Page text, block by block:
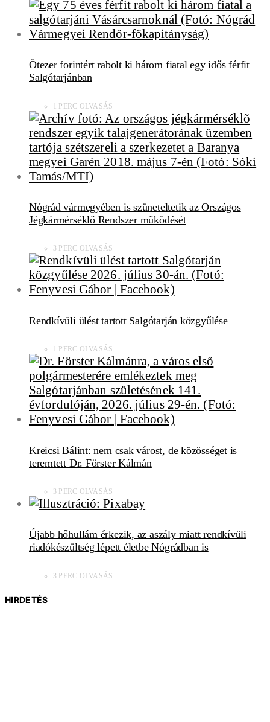
Ötezer forintért rabolt ki három fiatal egy idős férfit
Salgótarjánban
1 PERC OLVASÁS
Nógrád vármegyében is szüneteltetik az Országos
Jégkármérséklő Rendszer működését
3 PERC OLVASÁS
Rendkívüli ülést tartott Salgótarján közgyűlése
1 PERC OLVASÁS
Kreicsi Bálint: nem csak várost, de közösséget is
teremtett Dr. Förster Kálmán
3 PERC OLVASÁS
Újabb hőhullám érkezik, az aszály miatt rendkívüli
riadókészültség lépett életbe Nógrádban is
3 PERC OLVASÁS
HIRDETÉS